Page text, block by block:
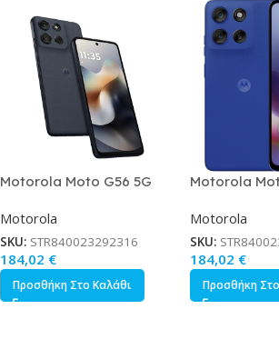
Motorola Moto G56 5G
Oyster
Motorola
SKU: STR840023292316
184,02 €
Προσθήκη Στο Καλάθι
Motorola
Dazzling Blue
Motorola
SKU:
184,02 €
Προσθήκη